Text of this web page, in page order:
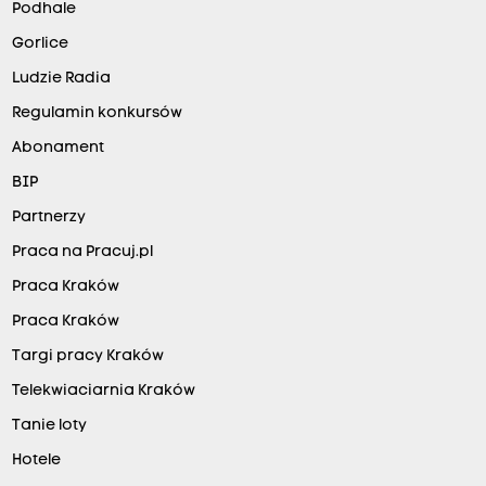
Podhale
Gorlice
Ludzie Radia
Regulamin konkursów
Abonament
BIP
Partnerzy
Praca na Pracuj.pl
Praca Kraków
Praca Kraków
Targi pracy Kraków
Telekwiaciarnia Kraków
Tanie loty
Hotele